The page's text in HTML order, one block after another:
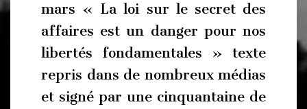
mars « La loi sur le secret des
affaires est un danger pour nos
libertés fondamentales » texte
repris dans de nombreux médias
et signé par une cinquantaine de